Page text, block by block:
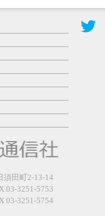
登録有形文
化財となっ
た東北大植
物園八...
日更新
県警等と大
規模災害時
田町2-13-14
03-3251-5753
03-3251-5754